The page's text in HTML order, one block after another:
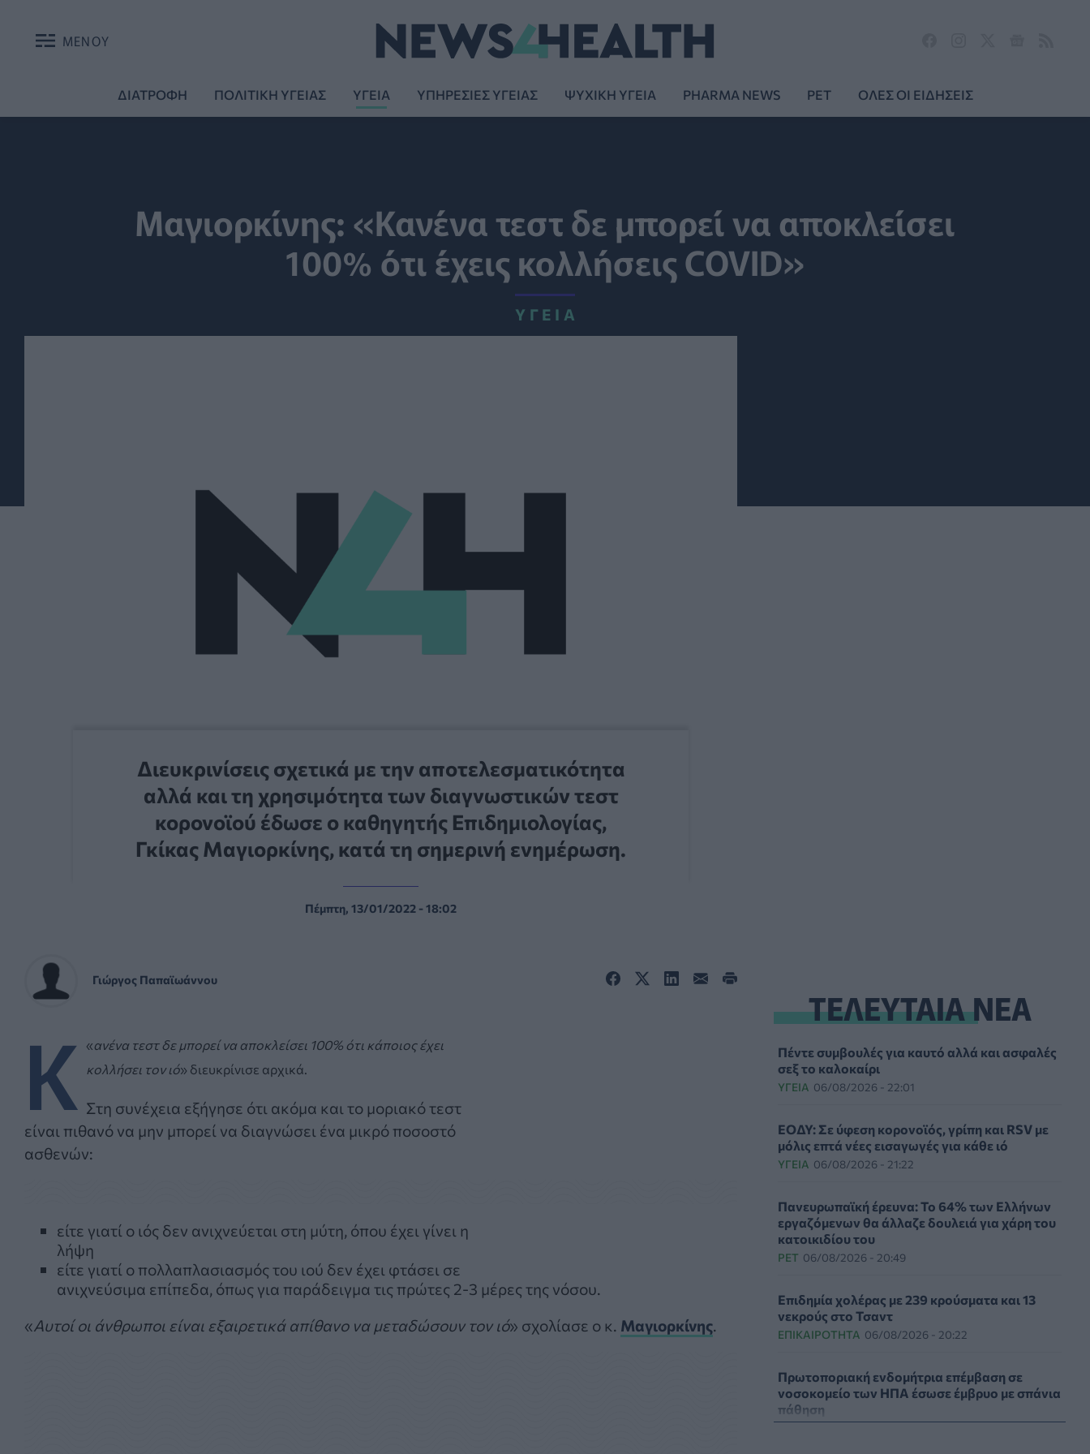
ΜΕΝΟΥ
ΔΙΑΤΡΟΦΗ ΠΟΛΙΤΙΚΗ ΥΓΕΙΑΣ ΥΓΕΙΑ ΥΠΗΡΕΣΙΕΣ ΥΓΕΙΑΣ ΨΥΧΙΚΗ ΥΓΕΙΑ PHARMA NEWS PET ΟΛΕΣ ΟΙ ΕΙΔΗΣΕΙΣ
Μαγιορκίνης: «Κανένα τεστ δε μπορεί να αποκλείσει
100% ότι έχεις κολλήσεις COVID»
ΥΓΕΊΑ
Διευκρινίσεις σχετικά με την αποτελεσματικότητα
αλλά και τη χρησιμότητα των διαγνωστικών τεστ
κορονοϊού έδωσε ο καθηγητής Επιδημιολογίας,
Γκίκας Μαγιορκίνης, κατά τη σημερινή ενημέρωση.
Πέμπτη, 13/01/2022 - 18:02
Γιώργος Παπαϊωάννου
«
Κ
ανένα τεστ δε μπορεί να αποκλείσει 100% ότι κάποιος έχει
κολλήσει τον ιό» διευκρίνισε αρχικά.
Στη συνέχεια εξήγησε ότι ακόμα και το μοριακό τεστ
είναι πιθανό να μην μπορεί να διαγνώσει ένα μικρό ποσοστό
ασθενών:
είτε γιατί ο ιός δεν ανιχνεύεται στη μύτη, όπου έχει γίνει η
λήψη
είτε γιατί ο πολλαπλασιασμός του ιού δεν έχει φτάσει σε
ανιχνεύσιμα επίπεδα, όπως για παράδειγμα τις πρώτες 2-3 μέρες της νόσου.
«Αυτοί οι άνθρωποι είναι εξαιρετικά απίθανο να μεταδώσουν τον ιό» σχολίασε ο κ. Μαγιορκίνης
ΤΕΛΕΥΤΑΙΑ ΝΕΑ
Πέντε συμβουλές για καυτό αλλά και ασφαλές
σεξ το καλοκαίρι
ΥΓΕΊΑ 06/08/2026 - 22:01
ΕΟΔΥ: Σε ύφεση κορονοϊός, γρίπη και RSV με
μόλις επτά νέες εισαγωγές για κάθε ιό
ΥΓΕΊΑ 06/08/2026 - 21:22
Πανευρωπαϊκή έρευνα: Το 64% των Ελλήνων
εργαζόμενων θα άλλαζε δουλειά για χάρη του
κατοικιδίου του
PET 06/08/2026 - 20:49
Επιδημία χολέρας με 239 κρούσματα και 13
νεκρούς στο Τσαντ
ΕΠΙΚΑΙΡΌΤΗΤΑ 06/08/2026 - 20:22
Πρωτοποριακή ενδομήτρια επέμβαση σε
νοσοκομείο των ΗΠΑ έσωσε έμβρυο με σπάνια
πάθηση